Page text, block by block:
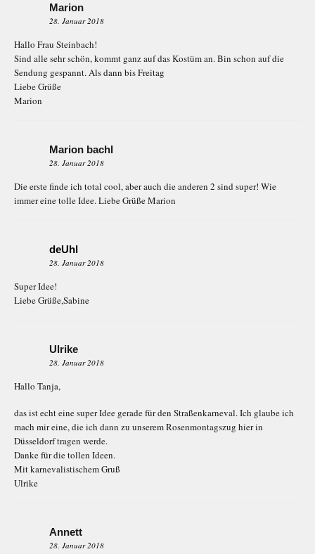
Marion
28. Januar 2018
Hallo Frau Steinbach!
Sind alle sehr schön, kommt ganz auf das Kostüm an. Bin schon auf die
Sendung gespannt. Als dann bis Freitag
Liebe Grüße
Marion
Marion bachl
28. Januar 2018
Die erste finde ich total cool, aber auch die anderen 2 sind super! Wie
immer eine tolle Idee. Liebe Grüße Marion
deUhl
28. Januar 2018
Super Idee!
Liebe Grüße,Sabine
Ulrike
28. Januar 2018
Hallo Tanja,
das ist echt eine super Idee gerade für den Straßenkarneval. Ich glaube ich
mach mir eine, die ich dann zu unserem Rosenmontagszug hier in
Düsseldorf tragen werde.
Danke für die tollen Ideen.
Mit karnevalistischem Gruß
Ulrike
Annett
28. Januar 2018